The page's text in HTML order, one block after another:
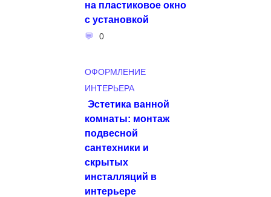
на пластиковое окно
с установкой
0
ОФОРМЛЕНИЕ
ИНТЕРЬЕРА
Эстетика ванной
комнаты: монтаж
подвесной
сантехники и
скрытых
инсталляций в
интерьере